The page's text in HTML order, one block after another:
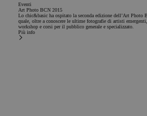
Eventi
Art Photo BCN 2015
Lo chic&basic ha ospitato la seconda edizione dell’Art Photo
quale, oltre a conoscere le ultime fotografie di artisti
workshop e corsi per il pubblico generale e specializzato.
Più info